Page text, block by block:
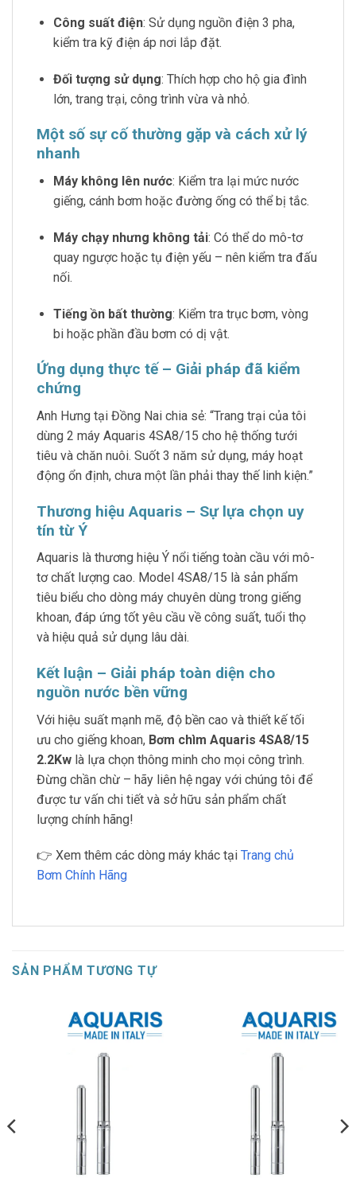
Công suất điện: Sử dụng nguồn điện 3 pha,
kiểm tra kỹ điện áp nơi lắp đặt.
Đối tượng sử dụng: Thích hợp cho hộ gia đình
lớn, trang trại, công trình vừa và nhỏ.
Một số sự cố thường gặp và cách xử lý
nhanh
Máy không lên nước: Kiểm tra lại mức nước
giếng, cánh bơm hoặc đường ống có thể bị tắc.
Máy chạy nhưng không tải: Có thể do mô-tơ
quay ngược hoặc tụ điện yếu – nên kiểm tra đấu
nối.
Tiếng ồn bất thường: Kiểm tra trục bơm, vòng
bi hoặc phần đầu bơm có dị vật.
Ứng dụng thực tế – Giải pháp đã kiểm
chứng
Anh Hưng tại Đồng Nai chia sẻ: “Trang trại của tôi
dùng 2 máy Aquaris 4SA8/15 cho hệ thống tưới
tiêu và chăn nuôi. Suốt 3 năm sử dụng, máy hoạt
động ổn định, chưa một lần phải thay thế linh kiện.”
Thương hiệu Aquaris – Sự lựa chọn uy
tín từ Ý
Aquaris là thương hiệu Ý nổi tiếng toàn cầu với mô-
tơ chất lượng cao. Model 4SA8/15 là sản phẩm
tiêu biểu cho dòng máy chuyên dùng trong giếng
khoan, đáp ứng tốt yêu cầu về công suất, tuổi thọ
và hiệu quả sử dụng lâu dài.
Kết luận – Giải pháp toàn diện cho
nguồn nước bền vững
Với hiệu suất mạnh mẽ, độ bền cao và thiết kế tối
ưu cho giếng khoan, Bơm chìm Aquaris 4SA8/15
2.2Kw là lựa chọn thông minh cho mọi công trình.
Đừng chần chừ – hãy liên hệ ngay với chúng tôi để
được tư vấn chi tiết và sở hữu sản phẩm chất
lượng chính hãng!
👉 Xem thêm các dòng máy khác tại Trang chủ
Bơm Chính Hãng
SẢN PHẨM TƯƠNG TỰ